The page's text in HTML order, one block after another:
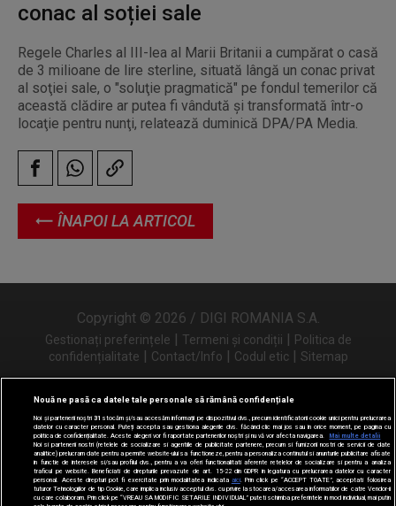
ÎNAPOI LA ARTICOL
conac al soției sale
Regele Charles al III-lea al Marii Britanii a cumpărat o casă
de 3 milioane de lire sterline, situată lângă un conac privat
al soţiei sale, o "soluţie pragmatică" pe fondul temerilor că
această clădire ar putea fi vândută şi transformată într-o
locaţie pentru nunţi, relatează duminică DPA/PA Media.
Copyright © 2026 / DIGI ROMANIA S.A.
Gestionați preferințele | Termeni și condiții | Politica de
confidențialitate | Contact/Info | Codul etic | Sitemap
Urmărește-ne și pe
Nouă ne pasă ca datele tale personale să rămână confidențiale
Noi și partenerii noștri31 stocăm și/sau accesăm informații pe dispozitivul dvs., precum identificatorii cookie unici pentru prelucrarea
datelor cu caracter personal. Puteți accepta sau gestiona alegerile dvs. făcând clic mai jos sau în orice moment, pe pagina cu
politica de confidențialitate. Aceste alegeri vor fi raportate partenerilor noștri și nu vă vor afecta navigarea.
Mai multe detalii
Noi si partenerii nostri (retelele de socializare si agentiile de publicitate partenere, precum si furnizorii nostri de servicii de date
analitice) prelucram date pentru a permite website-ului sa functioneze, pentru a personaliza continutul si anunturile publicitare afisate
in functie de interesele si/sau profilul dvs., pentru a va oferi functionalitati aferente retelelor de socializare si pentru a analiza
traficul pe website. Beneficiati de drepturile prevazute de art. 15-22 din GDPR in legatura cu prelucrarea datelor cu caracter
personal. Aceste drepturi pot fi exercitate prin modalitatea indicata aici. Prin click pe “ACCEPT TOATE”, acceptati folosirea
tuturor Tehnologiilor de tip Cookie, care implica inclusiv acceptul dvs. cu privire la stocarea/accesarea informatiilor de catre Vendor-ii
cu care colaboram. Prin click pe “VREAU SA MODIFIC SETARILE INDIVIDUAL” puteti schimba preferintele in mod individual, mai putin